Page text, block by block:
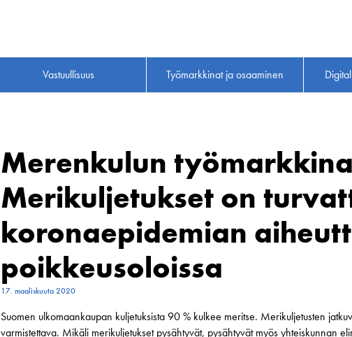
Vastuullisuus Työmarkkinat ja osaaminen
Merenkulun
Merikuljetukset on
koronaepidemian
poikkeusoloissa
17. maaliskuuta 2020
Suomen ulkomaankaupan kuljetuksista 90 % kulkee meritse. Merikuljetusten
varmistettava. Mikäli merikuljetukset pysähtyvät, pysähtyvät myös yhteiskunnan